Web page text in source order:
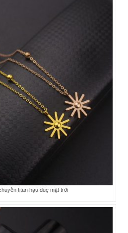
titan hậu duệ mặt trời